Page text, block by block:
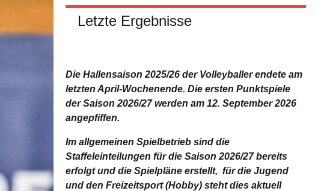
Letzte Ergebnisse
Die Hallensaison 2025/26 der Volleyballer endete am
letzten April-Wochenende. Die ersten Punktspiele
der Saison 2026/27 werden am 12. September 2026
angepfiffen.
Im allgemeinen Spielbetrieb sind die
Staffeleinteilungen für die Saison 2026/27 bereits
erfolgt und die Spielpläne erstellt, für die Jugend
und den Freizeitsport (Hobby) steht dies aktuell